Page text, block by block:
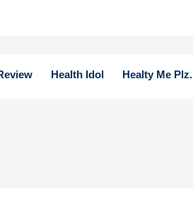
Health Idol Healty Me Plz.